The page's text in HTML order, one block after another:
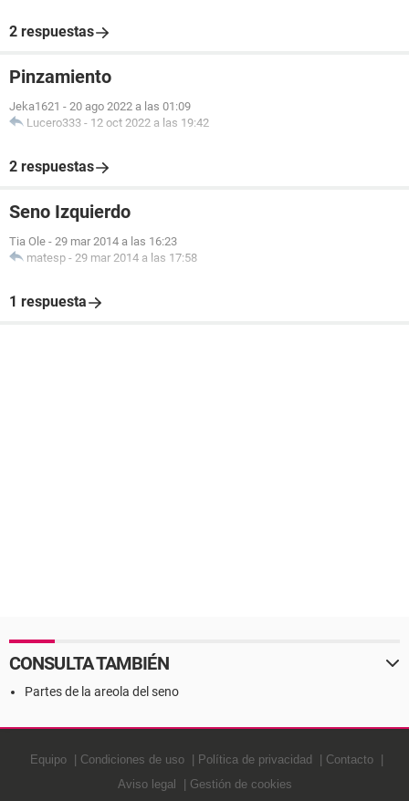
2 respuestas
Pinzamiento
Jeka1621 - 20 ago 2022 a las 01:09
Lucero333 - 12 oct 2022 a las 19:42
2 respuestas
Seno Izquierdo
Tia Ole - 29 mar 2014 a las 16:23
matesp - 29 mar 2014 a las 17:58
1 respuesta
CONSULTA TAMBIÉN
Partes de la areola del seno
Equipo Condiciones de uso Política de privacidad
Contacto
Aviso legal
Gestión de cookies